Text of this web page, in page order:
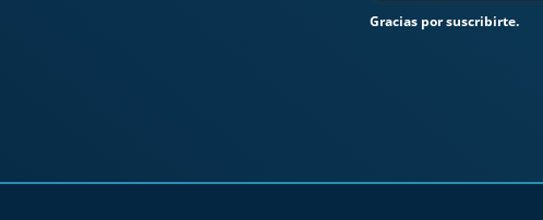
Gracias por suscribirte.